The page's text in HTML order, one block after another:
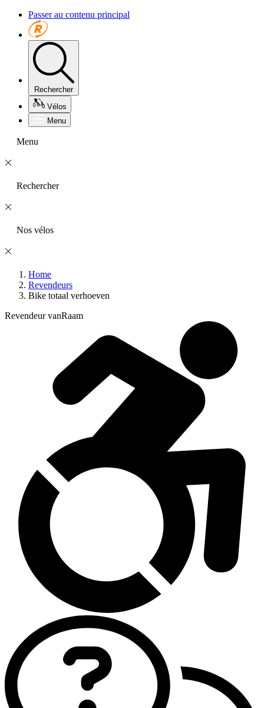
Passer au contenu principal
Rechercher
Vélos
Menu
Menu
Rechercher
Nos vélos
Home
Revendeurs
Bike totaal verhoeven
Revendeur vanRaam